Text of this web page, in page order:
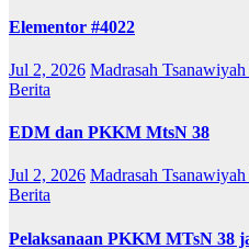
Elementor #4022
Jul 2, 2026 Madrasah
Berita
EDM dan PKKM MtsN 38
Jul 2, 2026 Madrasah
Berita
Pelaksanaan PKKM MTsN 38